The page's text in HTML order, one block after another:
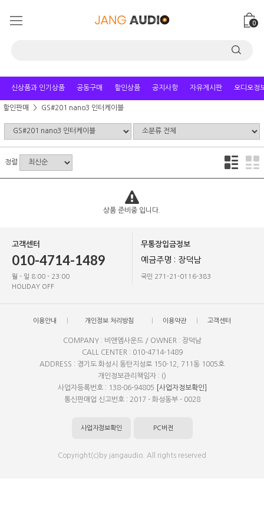
0
신상품과 인기상품 공동구매 할인상품 공지사항 자유게시판 오디오정
할인판매 GS#201 nano3 인터케이블
정렬
상품 준비중 입니다.
고객센터
010-4714-1489
월 - 일 8:00 - 23:00
HOLIDAY OFF
무통장입금정보
예금주명 : 장덕남
국민 271-21-0116-383
이용안내 개인정보 처리방침 이용약관 고객센터
COMPANY : 비앤엠사운드 / OWNER : 장덕남
CALL CENTER : 010-4714-1489
ADDRESS : 경기도 화성시 동탄지성로 150-12, 711동 1005호
개인정보관리책임자 : ()
사업자등록번호 : 138-06-94805
[사업자정보확인]
통신판매업 신고번호 : 2017 - 화성동부 - 0028
사업자정보확인 PC버전
Copyright(c)by jangaudio. All rights reserved